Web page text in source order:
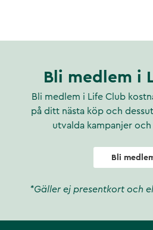
Bli medlem i
Bli medlem i Life Club
på ditt nästa köp och
utvalda kampanjer
Bli
*Gäller ej presentkort och